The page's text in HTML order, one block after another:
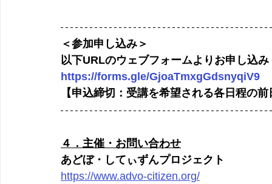
＜参加申し込み＞
以下URLのウェブフォームよりお申し込
https://forms.gle/GjoaTmxgGdsnyqiV9
【申込締切：受講を希望される各日程の
４．主催・お問い合わせ
あどぼ・してぃずんプロジェクト
https://www.advo-citizen.org/